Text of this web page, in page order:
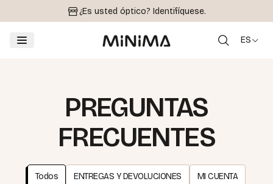
¿Es usted óptico? Identifíquese.
ES
PREGUNTAS
FRECUENTES
Todos ENTREGAS Y DEVOLUCIONES MI CUENTA